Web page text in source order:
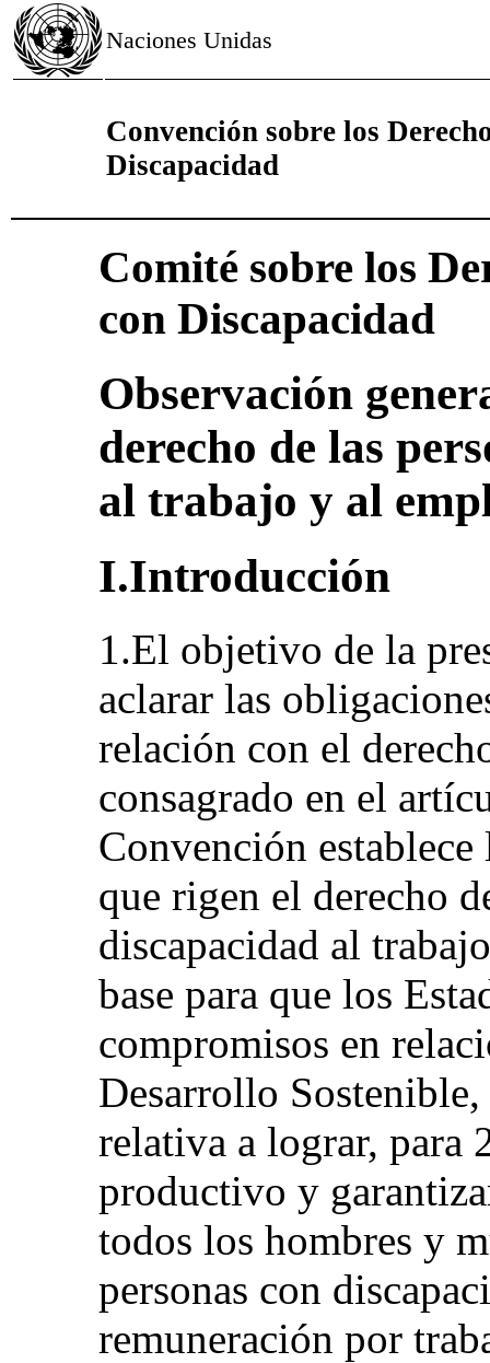
Naciones Unidas
Convención sobre los
Discapacidad
Comité sobre los
con Discapacidad
Observación
derecho de las
al trabajo y al
I.Introducción
1.El objetivo de la
aclarar las
relación con el
consagrado en el
Convención
que rigen el derecho
discapacidad al
base para que los
compromisos en
Desarrollo
relativa a lograr, para
productivo y
todos los hombres y
personas con
remuneración por